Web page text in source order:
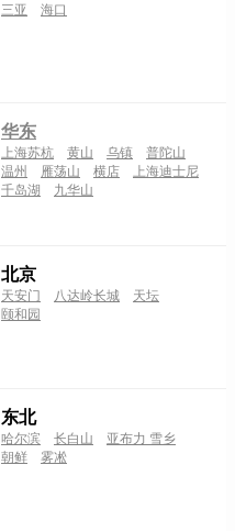
三亚 海口
华东
上海苏杭 黄山 乌镇
普陀山
温州
雁荡山 横店
上海迪士尼
千岛湖
九华山
北京
天安门 八达岭长城
天坛
颐和园
东北
哈尔滨 长白山
亚布力 雪乡
朝鲜
雾凇